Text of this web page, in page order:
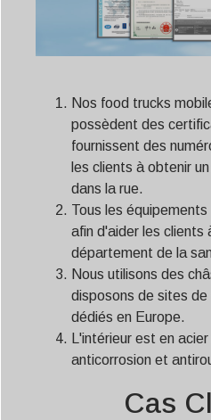
Nos food trucks
possèdent des
fournissent des
les clients à obtenir
dans la rue.
Tous les
afin d'aider les clients
département de la
Nous utilisons des
disposons de sites
dédiés en Europe.
L'intérieur est en
anticorrosion et
Cas